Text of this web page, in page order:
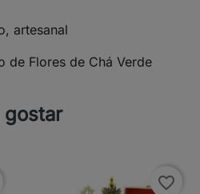
artesanal
de Flores de Chá Verde
gostar
favorite_border